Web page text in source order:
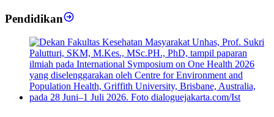
Pendidikan